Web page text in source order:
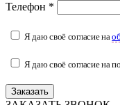
Телефон *
Я даю своё согласие на
Я даю своё согласие на
Заказать